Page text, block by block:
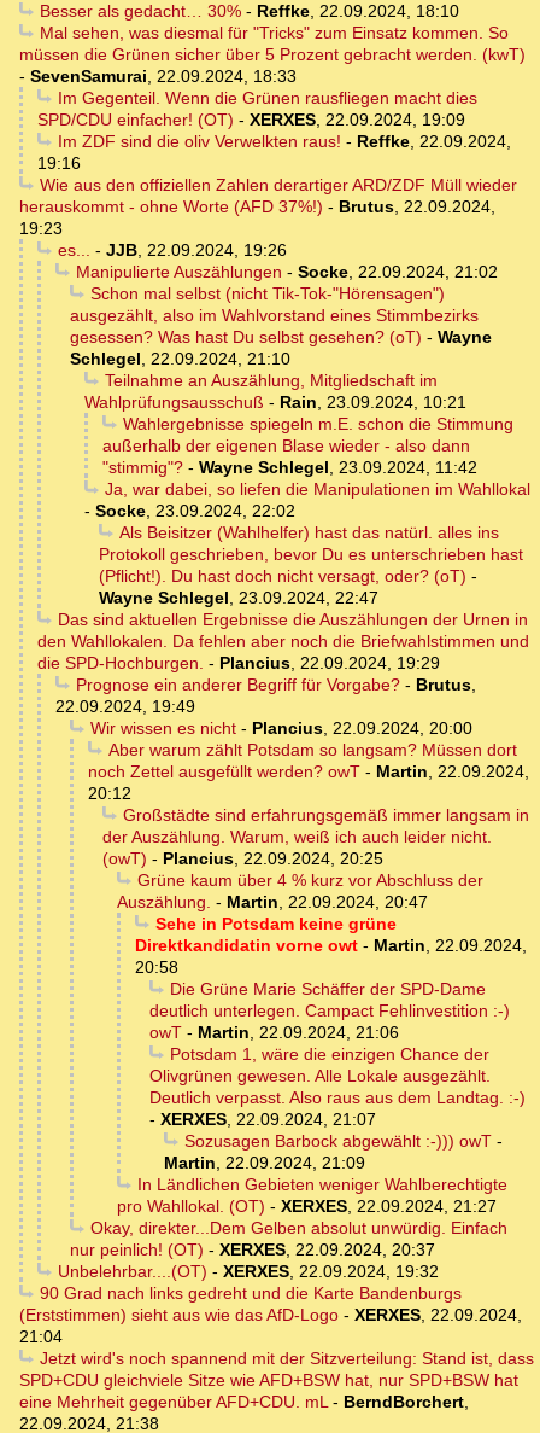
Besser als gedacht… 30%- Reffke, 22.09.2024, 18:10
Mal sehen, was diesmal für "Tricks" zum Einsatz kommen. So
müssen die Grünen sicher über 5 Prozent gebracht werden. (kwT)
- SevenSamurai, 22.09.2024, 18:33
Im Gegenteil. Wenn die Grünen rausfliegen macht dies
SPD/CDU einfacher! (OT) - XERXES, 22.09.2024, 19:09
Im ZDF sind die oliv Verwelkten raus! - Reffke, 22.09.2024,
19:16
Wie aus den offiziellen Zahlen derartiger ARD/ZDF Müll wieder
herauskommt - ohne Worte (AFD 37%!) - Brutus, 22.09.2024,
19:23
es... - JJB, 22.09.2024, 19:26
Manipulierte Auszählungen - Socke, 22.09.2024, 21:02
Schon mal selbst (nicht Tik-Tok-"Hörensagen")
ausgezählt, also im Wahlvorstand eines Stimmbezirks
gesessen? Was hast Du selbst gesehen? (oT) - Wayne
Schlegel, 22.09.2024, 21:10
Teilnahme an Auszählung, Mitgliedschaft im
Wahlprüfungsausschuß - Rain, 23.09.2024, 10:21
Wahlergebnisse spiegeln m.E. schon die Stimmung
außerhalb der eigenen Blase wieder - also dann
"stimmig"? - Wayne Schlegel, 23.09.2024, 11:42
Ja, war dabei, so liefen die Manipulationen im Wahllokal
- Socke, 23.09.2024, 22:02
Als Beisitzer (Wahlhelfer) hast das natürl. alles ins
Protokoll geschrieben, bevor Du es unterschrieben hast
(Pflicht!). Du hast doch nicht versagt, oder? (oT) -
Wayne Schlegel, 23.09.2024, 22:47
Das sind aktuellen Ergebnisse die Auszählungen der Urnen in
den Wahllokalen. Da fehlen aber noch die Briefwahlstimmen und
die SPD-Hochburgen. - Plancius, 22.09.2024, 19:29
Prognose ein anderer Begriff für Vorgabe?- Brutus,
22.09.2024, 19:49
Wir wissen es nicht- Plancius, 22.09.2024, 20:00
Aber warum zählt Potsdam so langsam? Müssen dort
noch Zettel ausgefüllt werden? owT - Martin, 22.09.2024,
20:12
Großstädte sind erfahrungsgemäß immer langsam in
der Auszählung. Warum, weiß ich auch leider nicht.
(owT) - Plancius, 22.09.2024, 20:25
Grüne kaum über 4 % kurz vor Abschluss der
Auszählung. - Martin, 22.09.2024, 20:47
Sehe in Potsdam keine grüne
Direktkandidatin vorne owt - Martin, 22.09.2024,
20:58
Die Grüne Marie Schäffer der SPD-Dame
deutlich unterlegen. Campact Fehlinvestition :-)
owT - Martin, 22.09.2024, 21:06
Potsdam 1, wäre die einzigen Chance der
Olivgrünen gewesen. Alle Lokale ausgezählt.
Deutlich verpasst. Also raus aus dem Landtag. :-)
- XERXES, 22.09.2024, 21:07
Sozusagen Barbock abgewählt :-))) owT-
Martin, 22.09.2024, 21:09
In Ländlichen Gebieten weniger Wahlberechtigte
pro Wahllokal. (OT) - XERXES, 22.09.2024, 21:27
Okay, direkter...Dem Gelben absolut unwürdig. Einfach
nur peinlich! (OT) - XERXES, 22.09.2024, 20:37
Unbelehrbar....(OT) - XERXES, 22.09.2024, 19:32
90 Grad nach links gedreht und die Karte Bandenburgs
(Erststimmen) sieht aus wie das AfD-Logo - XERXES, 22.09.2024,
21:04
Jetzt wird's noch spannend mit der Sitzverteilung: Stand ist, dass
SPD+CDU gleichviele Sitze wie AFD+BSW hat, nur SPD+BSW hat
eine Mehrheit gegenüber AFD+CDU. mL- BerndBorchert,
22.09.2024, 21:38